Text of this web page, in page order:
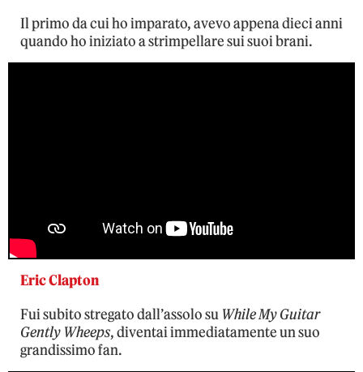
Il primo da cui ho imparato, avevo appena dieci anni
quando ho iniziato a strimpellare sui suoi brani.
Eric Clapton
Fui subito stregato dall’assolo su While My Guitar
Gently Wheeps, diventai immediatamente un suo
grandissimo fan.